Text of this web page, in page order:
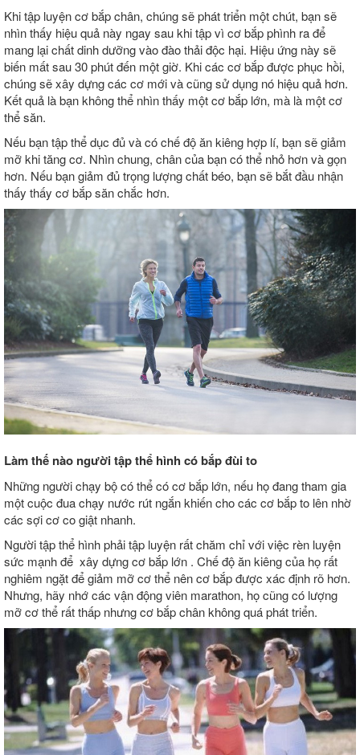
Khi tập luyện cơ bắp chân, chúng sẽ phát triển một chút, bạn sẽ
nhìn thấy hiệu quả này ngay sau khi tập vì cơ bắp phình ra để
mang lại chất dinh dưỡng vào đào thải độc hại. Hiệu ứng này sẽ
biến mất sau 30 phút đến một giờ. Khi các cơ bắp được phục hồi,
chúng sẽ xây dựng các cơ mới và cũng sử dụng nó hiệu quả hơn.
Kết quả là bạn không thể nhìn thấy một cơ bắp lớn, mà là một cơ
thể săn.
Nếu bạn tập thể dục đủ và có chế độ ăn kiêng hợp lí, bạn sẽ giảm
mỡ khi tăng cơ. Nhìn chung, chân của bạn có thể nhỏ hơn và gọn
hơn. Nếu bạn giảm đủ trọng lượng chất béo, bạn sẽ bắt đầu nhận
thấy thấy cơ bắp săn chắc hơn.
Làm thế nào người tập thể hình có bắp đùi to
Những người chạy bộ có thể có cơ bắp lớn, nếu họ đang tham gia
một cuộc đua chạy nước rút ngắn khiến cho các cơ bắp to lên nhờ
các sợi cơ co giật nhanh.
Người tập thể hình phải tập luyện rất chăm chỉ với việc rèn luyện
sức mạnh để xây dựng cơ bắp lớn . Chế độ ăn kiêng của họ rất
nghiêm ngặt để giảm mỡ cơ thể nên cơ bắp được xác định rõ hơn.
Nhưng, hãy nhớ các vận động viên marathon, họ cũng có lượng
mỡ cơ thể rất thấp nhưng cơ bắp chân không quá phát triển.